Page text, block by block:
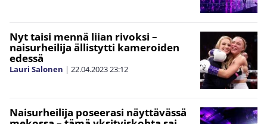
Nyt taisi mennä liian rivoksi –
naisurheilija ällistytti kameroiden
edessä
Lauri Salonen | 22.04.202323:12
Naisurheilija poseerasi näyttävässä